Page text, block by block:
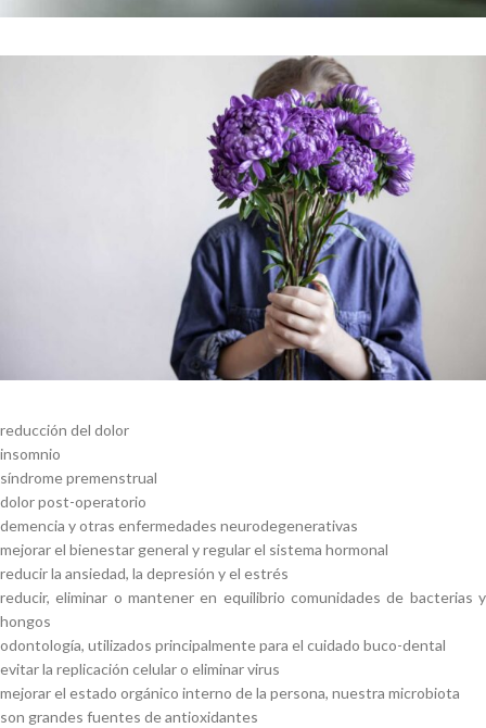
reducción del dolor
insomnio
síndrome premenstrual
dolor post-operatorio
demencia y otras enfermedades neurodegenerativas
mejorar el bienestar general y regular el sistema hormonal
reducir la ansiedad, la depresión y el estrés
reducir, eliminar o mantener en equilibrio comunidades de bacterias y
hongos
odontología, utilizados principalmente para el cuidado buco-dental
evitar la replicación celular o eliminar virus
mejorar el estado orgánico interno de la persona, nuestra microbiota
son grandes fuentes de antioxidantes